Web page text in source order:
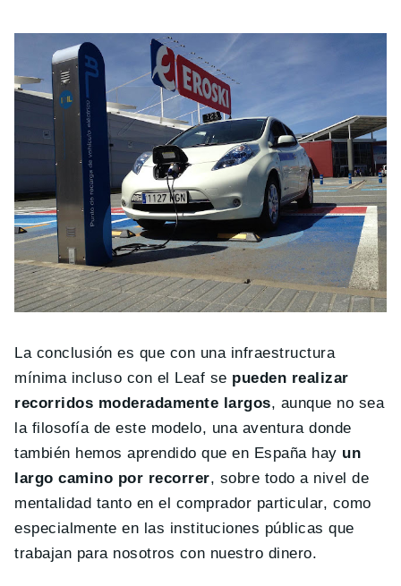
La conclusión es que con una infraestructura
mínima incluso con el Leaf se pueden realizar
recorridos moderadamente largos, aunque no sea
la filosofía de este modelo, una aventura donde
también hemos aprendido que en España hay un
largo camino por recorrer, sobre todo a nivel de
mentalidad tanto en el comprador particular, como
especialmente en las instituciones públicas que
trabajan para nosotros con nuestro dinero.